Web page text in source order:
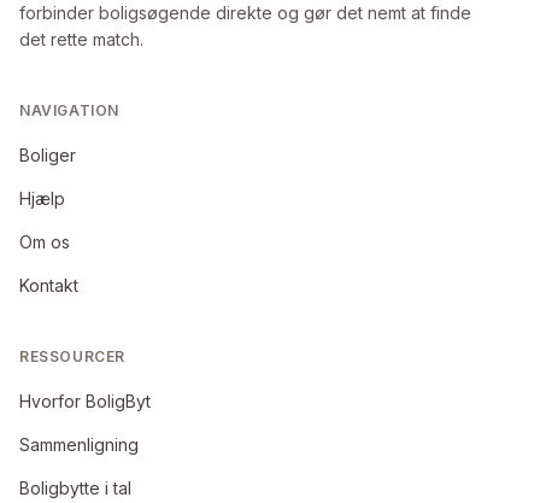
forbinder boligsøgende direkte og gør det nemt at finde
det rette match.
NAVIGATION
Boliger
Hjælp
Om os
Kontakt
RESSOURCER
Hvorfor BoligByt
Sammenligning
Boligbytte i tal